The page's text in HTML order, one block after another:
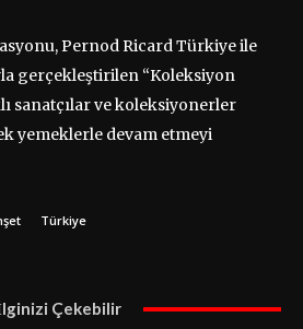
Pernod Ricard Türkiye ile
gerçekleştirilen “Koleksiyon
sanatçılar ve koleksiyonerler
yemeklerle devam etmeyi
Türkiye
Çekebilir